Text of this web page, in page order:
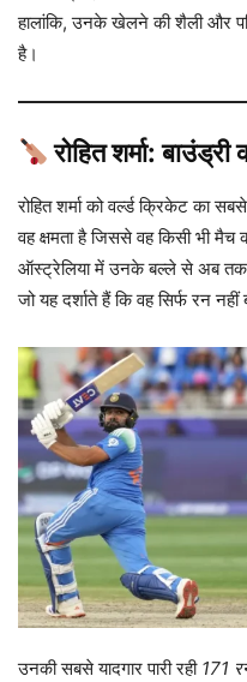
हालांकि, उनके खेलने की शैली और
है।
रोहित शर्मा: बाउंड्री
रोहित शर्मा को वर्ल्ड क्रिकेट का
वह क्षमता है जिससे वह किसी भी
ऑस्ट्रेलिया में उनके बल्ले से अब तक
जो यह दर्शाते हैं कि वह सिर्फ रन
उनकी सबसे यादगार पारी रही 171